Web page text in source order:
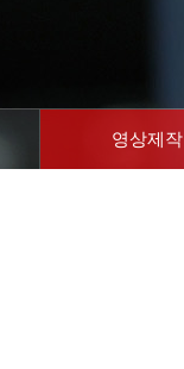
영상제작